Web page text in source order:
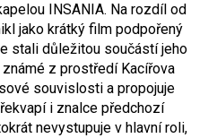
INSANIA. Na rozdíl od
jako krátký film podpořený
stali důležitou součástí jeho
z prostředí Kacířova
souvislosti a propojuje
i znalce předchozí
nevystupuje v hlavní roli,